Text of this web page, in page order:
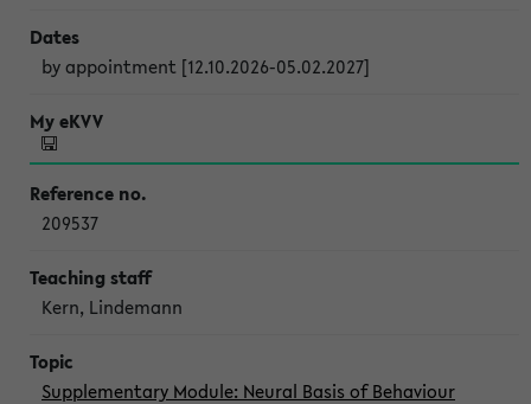
by appointment [12.10.2026-05.02.2027]
209537
Kern, Lindemann
Supplementary Module: Neural Basis of Behaviour